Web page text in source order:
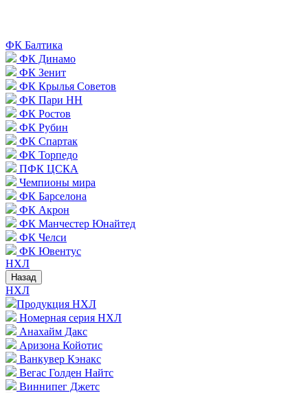
ФК Балтика
ФК Динамо
ФК Зенит
ФК Крылья Советов
ФК Пари НН
ФК Ростов
ФК Рубин
ФК Спартак
ФК Торпедо
ПФК ЦСКА
Чемпионы мира
ФК Барселона
ФК Акрон
ФК Манчестер Юнайтед
ФК Челси
ФК Ювентус
НХЛ
Назад
НХЛ
Продукция НХЛ
Номерная серия НХЛ
Анахайм Дакс
Аризона Койотис
Ванкувер Кэнакс
Вегас Голден Найтс
Виннипег Джетс